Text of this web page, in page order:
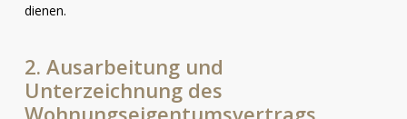
dienen.
2. Ausarbeitung und
Unterzeichnung des
Wohnungseigentumsvertrags